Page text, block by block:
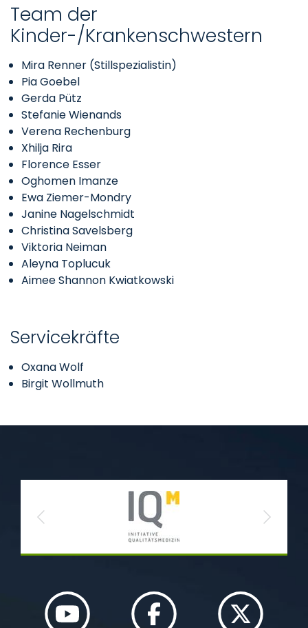
Team der
Kinder-/Krankenschwestern
Mira Renner (Stillspezialistin)
Pia Goebel
Gerda Pütz
Stefanie Wienands
Verena Rechenburg
Xhilja Rira
Florence Esser
Oghomen Imanze
Ewa Ziemer-Mondry
Janine Nagelschmidt
Christina Savelsberg
Viktoria Neiman
Aleyna Toplucuk
Aimee Shannon Kwiatkowski
Servicekräfte
Oxana Wolf
Birgit Wollmuth
Previous Next